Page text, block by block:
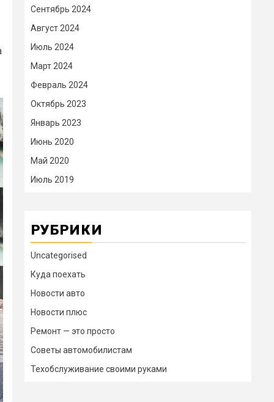
Сентябрь 2024
Август 2024
Июль 2024
Март 2024
Февраль 2024
Октябрь 2023
Январь 2023
Июнь 2020
Май 2020
Июль 2019
РУБРИКИ
Uncategorised
Куда поехать
Новости авто
Новости плюс
Ремонт — это просто
Советы автомобилистам
Техобслуживание своими руками